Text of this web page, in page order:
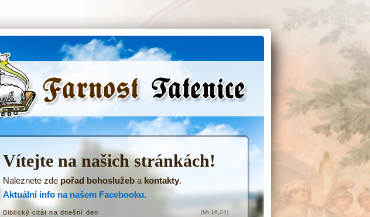
-
Vítejte na našich stránkách!
Naleznete zdepořad bohoslužeb a kontakty.
Aktuální info na našem Facebooku.
Biblický citát na dnešní den (Mt 16,24)